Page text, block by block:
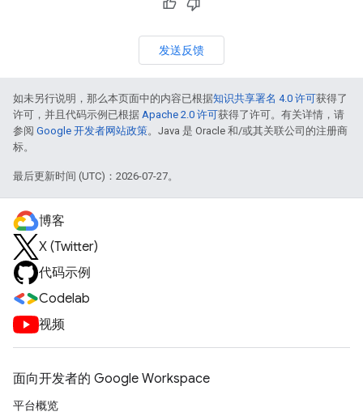
发送反馈
如未另行说明，那么本页面中的内容已根据知识共享署名 4.0 许可获得了
许可，并且代码示例已根据 Apache 2.0 许可获得了许可。有关详情，请
参阅 Google 开发者网站政策。Java 是 Oracle 和/或其关联公司的注册商
标。
最后更新时间 (UTC)：2026-07-27。
博客
X (Twitter)
代码示例
Codelab
视频
面向开发者的 Google Workspace
平台概览